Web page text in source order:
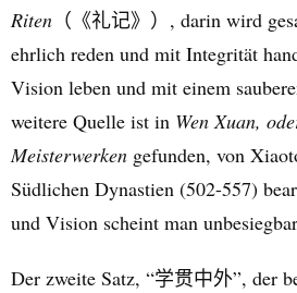
Riten （ 《礼记》 ） , darin wird
ehrlich reden und mit Integrität
Vision leben und mit einem
weitere Quelle ist in Wen Xuan,
Meisterwerken gefunden, von
Südlichen Dynastien (502-557)
und Vision scheint man
Der zweite Satz, “学贯中外”, der